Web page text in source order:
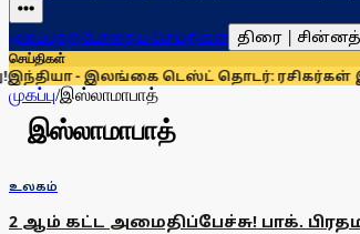
முகப்புதற்போதைய செய்திகள் திரை |
செய்திகள்
- இலங்கை டெஸ்ட் தொடர்: ரசிகர்கள்
முகப்பு/இஸ்லாமாபாத்
இஸ்லாமாபாத்
உலகம்
2 ஆம் கட்ட அமைதிப்பேச்சு! பாக்.